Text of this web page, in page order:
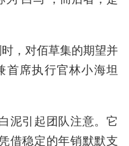
3个亿元级单品，分别
以及佰草集大白泥。